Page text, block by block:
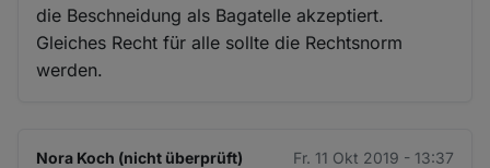
die Beschneidung als Bagatelle akzeptiert.
Gleiches Recht für alle sollte die Rechtsnorm
werden.
Nora Koch (nicht überprüft) Fr. 11 Okt 2019 - 13:37